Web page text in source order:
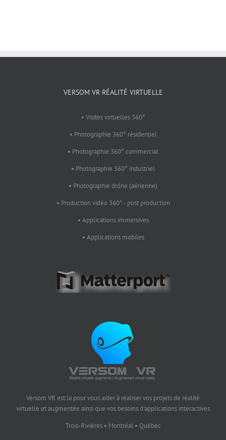
VERSOM VR RÉALITÉ VIRTUELLE
• Visites virtuelles 360°
• Photographie 360° résidentiel
• Photographie 360° commercial
• Photographie 360° industriel
• Photographie drône (aérienne)
• Production vidéo 360° - post production
• Applications immersives
• Applications mobiles
Versom VR est la pour vous aider à réaliser vos projets de réalité
virtuelle et augmentée ainsi que vos besoins d'applications interactives
Trois-Rivières • Montréal • Québec